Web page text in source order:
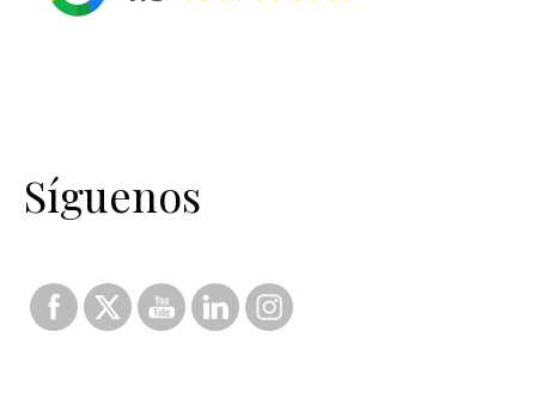
Síguenos